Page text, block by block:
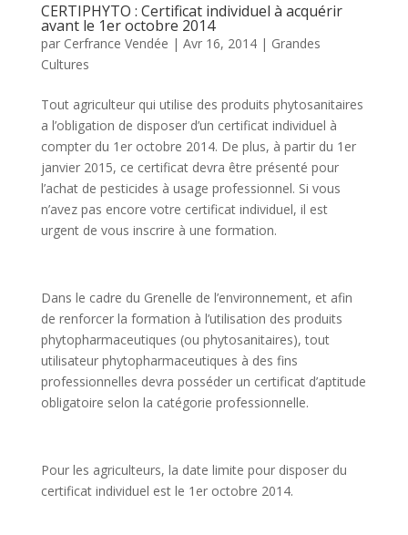
CERTIPHYTO : Certificat individuel à acquérir
avant le 1er octobre 2014
par Cerfrance Vendée | Avr 16, 2014| Grandes
Cultures
Tout agriculteur qui utilise des produits phytosanitaires
a l’obligation de disposer d’un certificat individuel à
compter du 1er octobre 2014. De plus, à partir du 1er
janvier 2015, ce certificat devra être présenté pour
l’achat de pesticides à usage professionnel. Si vous
n’avez pas encore votre certificat individuel, il est
urgent de vous inscrire à une formation.
Dans le cadre du Grenelle de l’environnement, et afin
de renforcer la formation à l’utilisation des produits
phytopharmaceutiques (ou phytosanitaires), tout
utilisateur phytopharmaceutiques à des fins
professionnelles devra posséder un certificat d’aptitude
obligatoire selon la catégorie professionnelle.
Pour les agriculteurs, la date limite pour disposer du
certificat individuel est le 1er octobre 2014.